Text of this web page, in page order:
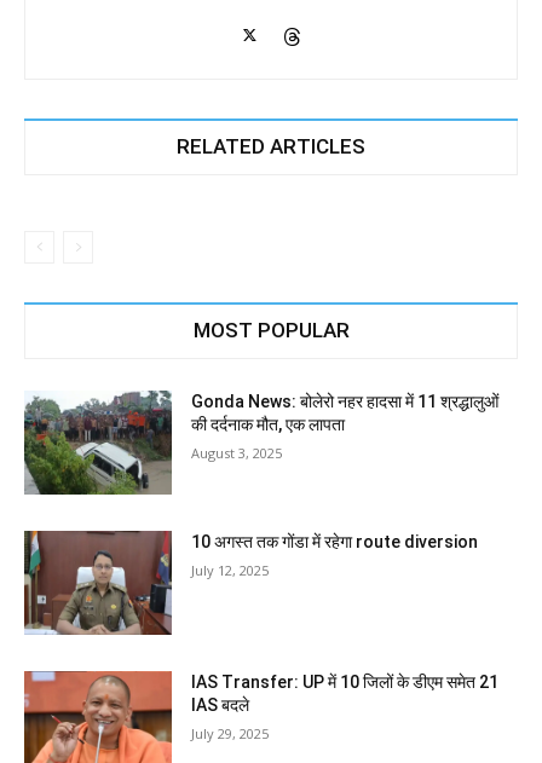
RELATED ARTICLES
MOST POPULAR
Gonda News: बोलेरो नहर हादसा में 11 श्रद्धालुओं
की दर्दनाक मौत, एक लापता
August 3, 2025
10 अगस्त तक गोंडा में रहेगा route diversion
July 12, 2025
IAS Transfer: UP में 10 जिलों के डीएम समेत 21
IAS बदले
July 29, 2025